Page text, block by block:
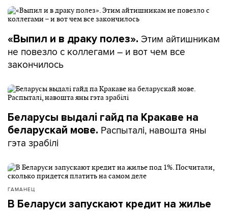
«Выпил и в драку полез». Этим айтишникам
не повезло с коллегами – и вот чем все
закончилось
Беларусы выдалі гайд па Кракаве на
беларускай мове. Распыталі, навошта яны
гэта зрабілі
ГАМАНЕЦ
В Беларуси запускают кредит на жилье